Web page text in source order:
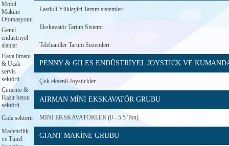
İletişim
Mobil
Makine
Otomasyonu
Genel
endüstriyel
alanlar
Hava limanı
& Uçak
servis
sektörü
Çimento &
Hazır beton
sektörü
Gıda sektörü
Madencilik
ve Tünel
Lastikli Yükleyici Tartım sistemleri
Ekskavatör Tartım Sistemi
Telehandler Tartım Sistemleri
PENNY & GILES ENDÜSTRİYEL JOYSTICK VE
Çok eksenli Joystickler
AIRMAN MİNİ EKSKAVATÖR GRUBU
MİNİ EKSKAVATÖRLER (0 - 5.5 Ton)
GIANT MAKİNE GRUBU